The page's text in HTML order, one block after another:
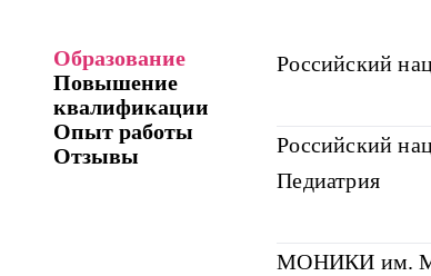
Образование
Повышение
квалификации
Опыт работы
Отзывы
Российский
Российский
Педиатрия
МОНИКИ им.